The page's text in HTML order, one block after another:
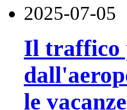
2025-07-05
Il traffico
le